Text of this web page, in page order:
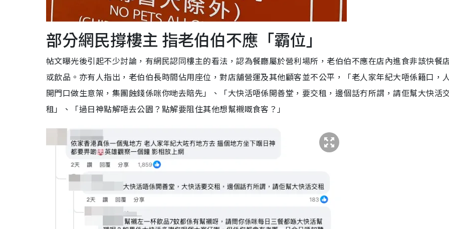
部分網民撐樓主 指老伯伯不應「霸位」
帖文曝光後引起不少討論，有網民認同樓主的看法，認為餐廳屬於營利場所，老伯伯不應在店內進食非該快餐
或飲品。亦有人指出，老伯伯長時間佔用座位，對店舖營運及其他顧客並不公平，「老人家年紀大唔係籍口，
開門口做生意架，集團蝕錢係咪你哋去賠先」、「大快活唔係開善堂，要交租，邊個話冇所謂，請佢幫大快活
租」、「過日神點解唔去公園？點解要阻住其他想幫襯嘅食客？」